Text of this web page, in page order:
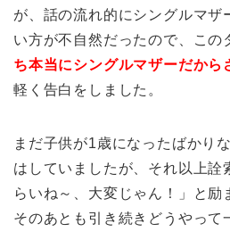
が、話の流れ的にシングルマザ
い方が不自然だったので、この
ち本当にシングルマザーだから
軽く告白をしました。
まだ子供が1歳になったばかり
はしていましたが、それ以上詮
らいね～、大変じゃん！」と励
そのあとも引き続きどうやって